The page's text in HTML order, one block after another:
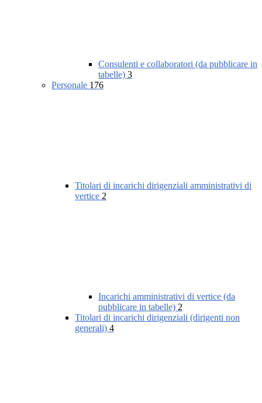
Consulenti e collaboratori (da pubblicare in
tabelle) 3
Personale 176
Titolari di incarichi dirigenziali amministrativi di
vertice 2
Incarichi amministrativi di vertice (da
pubblicare in tabelle) 2
Titolari di incarichi dirigenziali (dirigenti non
generali) 4